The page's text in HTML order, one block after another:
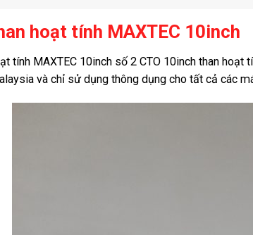
hoạt tính MAXTEC 10inch
tính MAXTEC 10inch số 2 CTO 10inch than hoạt
và chỉ sử dụng thông dụng cho tất cả các